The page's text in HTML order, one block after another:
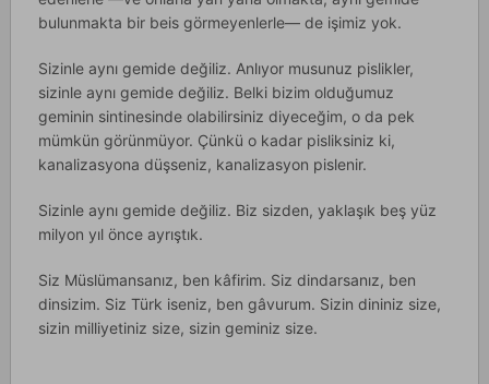
bulunmakta bir beis görmeyenlerle— de işimiz yok.
Sizinle aynı gemide değiliz. Anlıyor musunuz pislikler,
sizinle aynı gemide değiliz. Belki bizim olduğumuz
geminin sintinesinde olabilirsiniz diyeceğim, o da pek
mümkün görünmüyor. Çünkü o kadar pisliksiniz ki,
kanalizasyona düşseniz, kanalizasyon pislenir.
Sizinle aynı gemide değiliz. Biz sizden, yaklaşık beş yüz
milyon yıl önce ayrıştık.
Siz Müslümansanız, ben kâfirim. Siz dindarsanız, ben
dinsizim. Siz Türk iseniz, ben gâvurum. Sizin dininiz size,
sizin milliyetiniz size, sizin geminiz size.